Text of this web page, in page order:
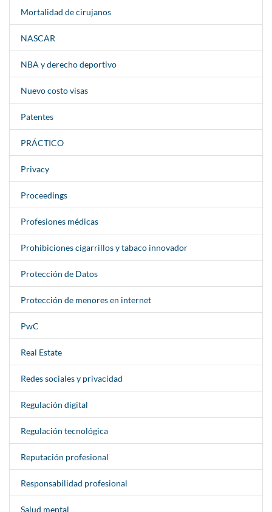
Mortalidad de cirujanos
NASCAR
NBA y derecho deportivo
Nuevo costo visas
Patentes
PRÁCTICO
Privacy
Proceedings
Profesiones médicas
Prohibiciones cigarrillos y tabaco innovador
Protección de Datos
Protección de menores en internet
PwC
Real Estate
Redes sociales y privacidad
Regulación digital
Regulación tecnológica
Reputación profesional
Responsabilidad profesional
Salud mental